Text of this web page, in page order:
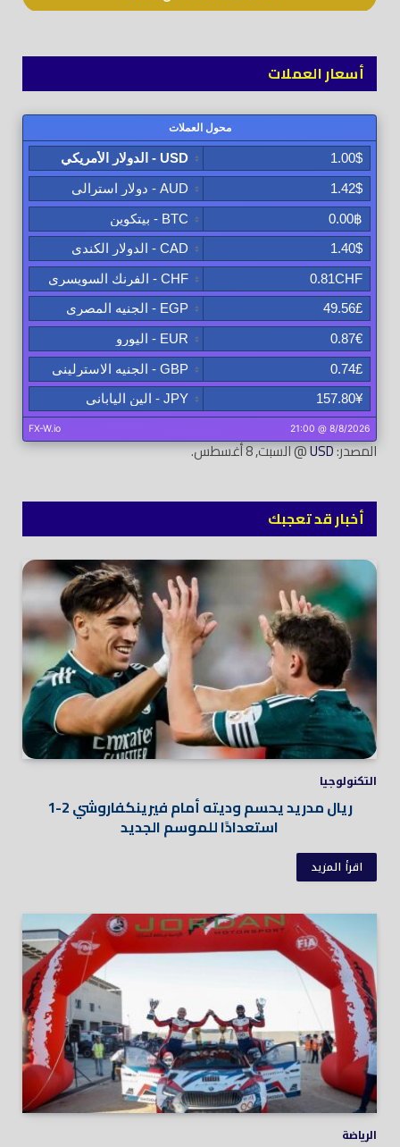
أسعار العملات
المصدر:USD@ السبت, 8 أغسطس.
أخبار قد تعجبك
التكنولوجيا
ريال مدريد يحسم وديته أمام فيرينكفاروشي 2-1
استعدادًا للموسم الجديد
اقرأ المزيد
الرياضة